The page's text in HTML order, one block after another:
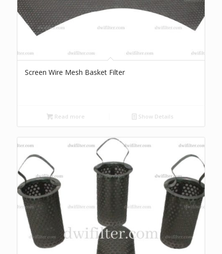
Screen Wire Mesh Basket Filter
Read more Show Details